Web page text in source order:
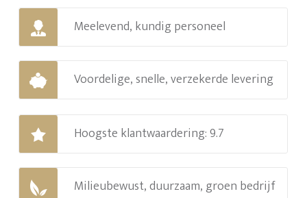
Meelevend, kundig personeel
Voordelige, snelle, verzekerde levering
Hoogste klantwaardering: 9.7
Milieubewust, duurzaam, groen bedrijf